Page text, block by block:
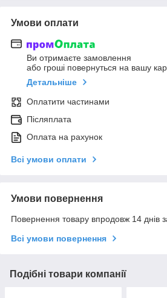
Умови оплати
Ви отримаєте замовлення
або гроші повернуться на вашу
Детальніше
Оплатити частинами
Післяплата
Оплата на рахунок
Всі умови оплати
Умови повернення
Повернення товару впродовж 14 днів
Всі умови повернення
Подібні товари компанії